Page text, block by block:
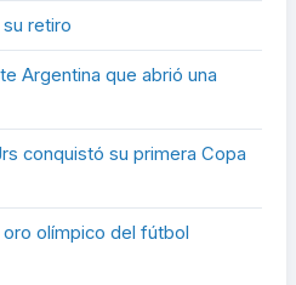
retiro
Argentina que abrió una
conquistó su primera Copa
olímpico del fútbol